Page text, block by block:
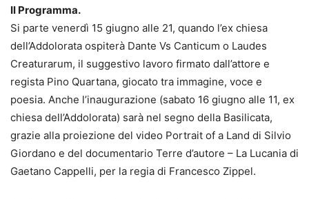
Il Programma.
Si parte venerdì 15 giugno alle 21, quando l’ex chiesa
dell’Addolorata ospiterà Dante Vs Canticum o Laudes
Creaturarum, il suggestivo lavoro firmato dall’attore e
regista Pino Quartana, giocato tra immagine, voce e
poesia. Anche l’inaugurazione (sabato 16 giugno alle 11, ex
chiesa dell’Addolorata) sarà nel segno della Basilicata,
grazie alla proiezione del video Portrait of a Land di Silvio
Giordano e del documentario Terre d’autore – La Lucania di
Gaetano Cappelli, per la regia di Francesco Zippel.